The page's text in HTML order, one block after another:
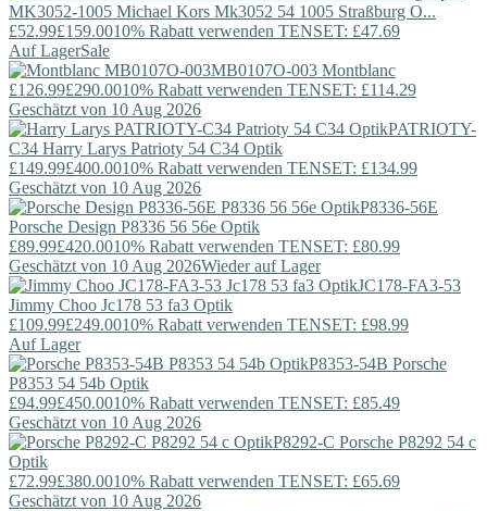
MK3052-1005 Michael Kors Mk3052 54 1005 Straßburg O...
£52.99£159.0010% Rabatt verwenden TENSET: £47.69
Auf LagerSale
MB0107O-003 Montblanc
£126.99£290.0010% Rabatt verwenden TENSET: £114.29
Geschätzt von 10 Aug 2026
PATRIOTY-
C34 Harry Larys Patrioty 54 C34 Optik
£149.99£400.0010% Rabatt verwenden TENSET: £134.99
Geschätzt von 10 Aug 2026
P8336-56E
Porsche Design P8336 56 56e Optik
£89.99£420.0010% Rabatt verwenden TENSET: £80.99
Geschätzt von 10 Aug 2026Wieder auf Lager
JC178-FA3-53
Jimmy Choo Jc178 53 fa3 Optik
£109.99£249.0010% Rabatt verwenden TENSET: £98.99
Auf Lager
P8353-54B Porsche
P8353 54 54b Optik
£94.99£450.0010% Rabatt verwenden TENSET: £85.49
Geschätzt von 10 Aug 2026
P8292-C Porsche P8292 54 c
Optik
£72.99£380.0010% Rabatt verwenden TENSET: £65.69
Geschätzt von 10 Aug 2026